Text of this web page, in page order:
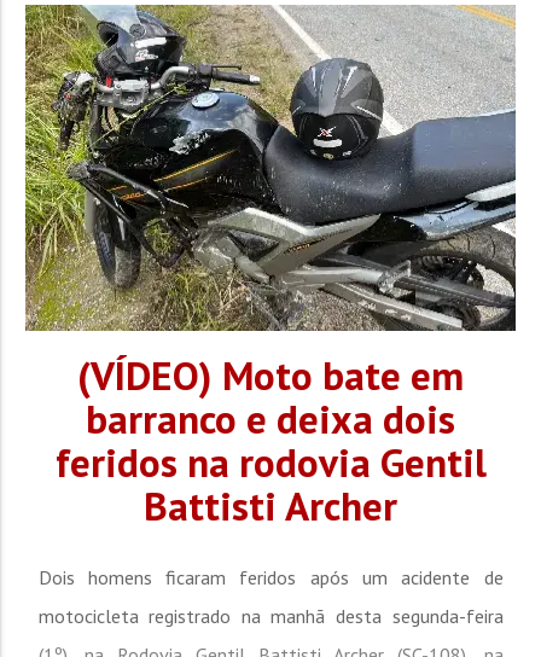
técnicos e integrantes da procuradoria será encaminhada
para aprovação na...
(VÍDEO) Moto bate em
barranco e deixa dois
feridos na rodovia Gentil
Battisti Archer
Dois homens ficaram feridos após um acidente de
motocicleta registrado na manhã desta segunda-feira